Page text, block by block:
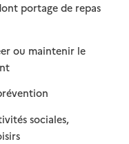
portage de repas
ou maintenir le
disponible
: disponible
: non disponible
sociales,
disponible
non disponible